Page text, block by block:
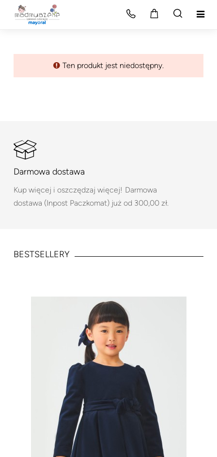
Ten produkt jest niedostępny.
Darmowa dostawa
Kup więcej i oszczędzaj więcej! Darmowa
dostawa (Inpost Paczkomat) już od 300,00 zł.
BESTSELLERY